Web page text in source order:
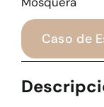
Caso de